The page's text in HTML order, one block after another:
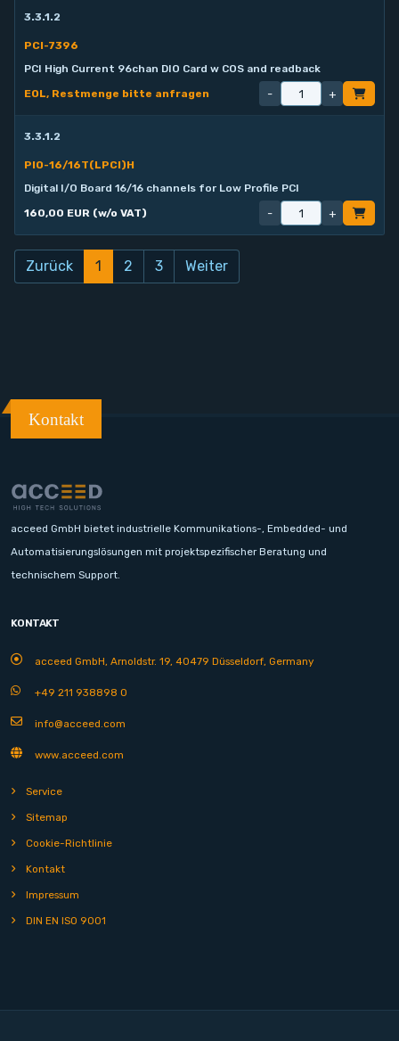
3.3.1.2
PCI-7396
PCI High Current 96chan DIO Card w COS and readback
EOL, Restmenge bitte anfragen
- +
3.3.1.2
PIO-16/16T(LPCI)H
Digital I/O Board 16/16 channels for Low Profile PCI
160,00 EUR (w/o VAT)
- +
Zurück 1 2 3 Weiter
Kontakt
acceed GmbH bietet industrielle Kommunikations-, Embedded- und
Automatisierungslösungen mit projektspezifischer Beratung und
technischem Support.
KONTAKT
acceed GmbH, Arnoldstr. 19, 40479 Düsseldorf, Germany
+49 211 938898 0
info@acceed.com
www.acceed.com
Service
Sitemap
Cookie-Richtlinie
Kontakt
Impressum
DIN EN ISO 9001